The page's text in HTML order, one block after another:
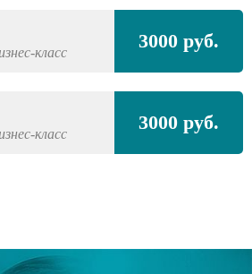
класс 3000 руб.
класс 3000 руб.